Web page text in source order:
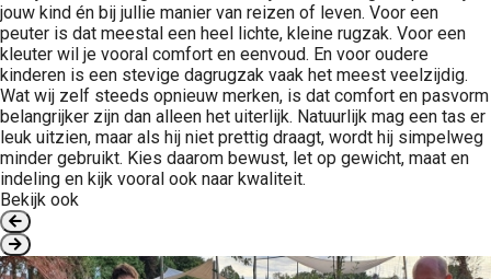
jouw kind én bij jullie manier van reizen of leven. Voor een
peuter is dat meestal een heel lichte, kleine rugzak. Voor een
kleuter wil je vooral comfort en eenvoud. En voor oudere
kinderen is een stevige dagrugzak vaak het meest veelzijdig.
Wat wij zelf steeds opnieuw merken, is dat comfort en pasvorm
belangrijker zijn dan alleen het uiterlijk. Natuurlijk mag een tas er
leuk uitzien, maar als hij niet prettig draagt, wordt hij simpelweg
minder gebruikt. Kies daarom bewust, let op gewicht, maat en
indeling en kijk vooral ook naar kwaliteit.
Bekijk ook